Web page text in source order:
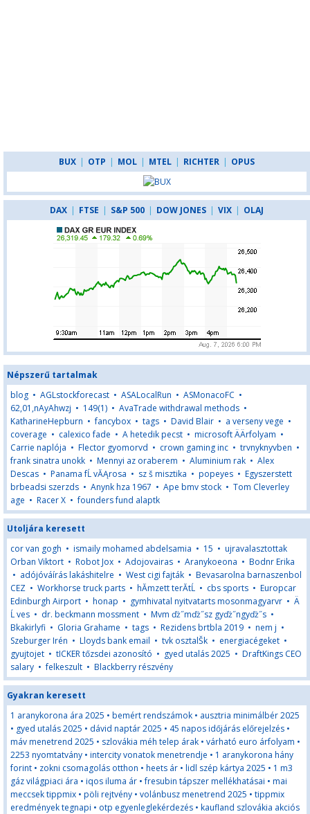
BUX | OTP | MOL | MTEL | RICHTER | OPUS
DAX | FTSE | S&P 500 | DOW JONES | VIX | OLAJ
Népszerű tartalmak
blog • AGLstockforecast • ASALocalRun • ASMonacoFC •
62,01,nAyAhwzj • 149(1) • AvaTrade withdrawal methods •
KatharineHepburn •fancybox • tags • David Blair • a verseny vege •
coverage • calexico fade • A hetedik pecst • microsoft ÄÄrfolyam •
Carrie naplója • Flector gyomorvd • crown gaming inc • trvnyknyvben •
frank sinatra unokk • Mennyi az oraberem • Aluminium rak • Alex
Descas • Panama fĹ vĂĄrosa • sz š misztika • popeyes • Egyszerstett
brbeadsi szerzds • Anynk hza 1967 • Ape bmv stock • Tom Cleverley
age • Racer X •founders fund alaptk
Utoljára keresett
cor van gogh • ismaily mohamed abdelsamia • 15 • ujravalasztottak
Orban Viktort • Robot Jox • Adojovairas • Aranykoeona • Bodnr Erika
• adójóváírás lakáshitelre • West cigi fajták • Bevasarolna barnaszenbol
CEZ • Workhorse truck parts • hĂ­mzett terĂ­tĹ • cbs sports • Europcar
Edinburgh Airport • honap • gymhivatal nyitvatarts mosonmagyarvr • Ä
Ĺ ves • dr. beckmann mossment • Mvm ďż˝mďż˝sz gyďż˝ngyďż˝s •
Bkakirlyfi • Gloria Grahame • tags • Rezidens brtbla 2019 • nem j •
Szeburger Irén • Lloyds bank email • tvk osztalŠk • energiacégeket •
gyujtojet • tICKER tőzsdei azonosító • gyed utalás 2025 • DraftKings CEO
salary •felkeszult • Blackberry részvény
Gyakran keresett
1 aranykorona ára 2025 • bemért rendszámok • ausztria minimálbér 2025
• gyed utalás 2025 • dávid naptár 2025 • 45 napos időjárás előrejelzés •
máv menetrend 2025 • szlovákia méh telep árak • várható euro árfolyam •
2253 nyomtatvány • intercity vonatok menetrendje • 1 aranykorona hány
forint • zokni csomagolás otthon • heets ár • lidl szép kártya 2025 • 1 m3
gáz világpiaci ára • iqos iluma ár •fresubin tápszer mellékhatásai • mai
meccsek tippmix • pöli rejtvény • volánbusz menetrend 2025 • tippmix
eredmények tegnapi • otp egyenleglekérdezés • kaufland szlovákia akciós